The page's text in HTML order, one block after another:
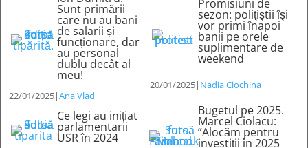
Sunt primării
care nu au bani
de salarii și
funcționare, dar
au personal
dublu decât al
meu!
22/01/2025|Ana Vlad
Promisiuni de
sezon: poliţiştii îşi
vor primi înapoi
banii pe orele
suplimentare de
weekend
20/01/2025| Nadia Ciochina
Ce legi au inițiat
parlamentarii
USR în 2024
Bugetul pe 2025.
Marcel Ciolacu:
”Alocăm pentru
investiții în 2025